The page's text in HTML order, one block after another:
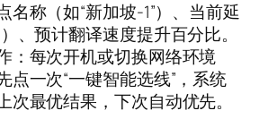
名称（如“新加坡-1”）、当前延
、预计翻译速度提升百分比。
：每次开机或切换网络环境
点一次“一键智能选线”，系统
次最优结果，下次自动优先。